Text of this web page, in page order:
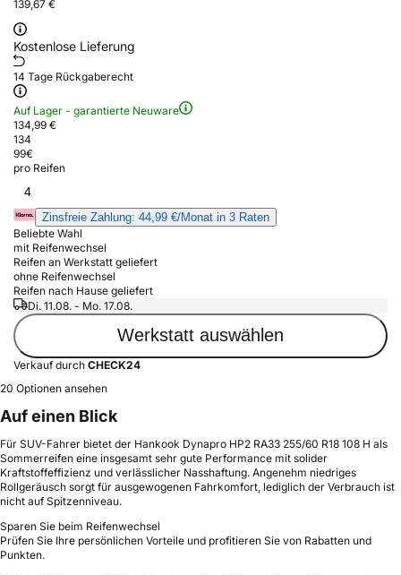
139,67 €
Kostenlose Lieferung
14 Tage Rückgaberecht
Auf Lager - garantierte Neuware
134,99 €
134
99€
pro Reifen
4
Zinsfreie Zahlung: 44,99 €/Monat in 3 Raten
Beliebte Wahl
mit Reifenwechsel
Reifen an Werkstatt geliefert
ohne Reifenwechsel
Reifen nach Hause geliefert
Di. 11.08. - Mo. 17.08.
Werkstatt auswählen
Verkauf durch CHECK24
20 Optionen ansehen
Auf einen Blick
Für SUV-Fahrer bietet der Hankook Dynapro HP2 RA33 255/60 R18 108 H als
Sommerreifen eine insgesamt sehr gute Performance mit solider
Kraftstoffeffizienz und verlässlicher Nasshaftung. Angenehm niedriges
Rollgeräusch sorgt für ausgewogenen Fahrkomfort, lediglich der Verbrauch ist
nicht auf Spitzenniveau.
Sparen Sie beim Reifenwechsel
Prüfen Sie Ihre persönlichen Vorteile und profitieren Sie von Rabatten und
Punkten.